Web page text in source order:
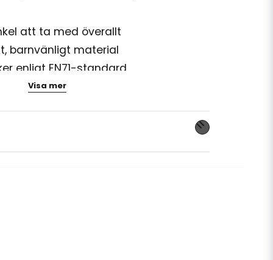
att ta med överallt
barnvänligt material
enligt EN71-standard
för enkel rengöring
Visa mer